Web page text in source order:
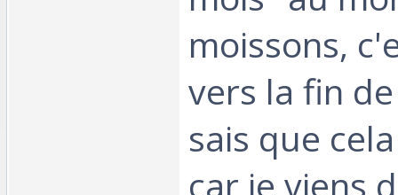
moissons,
vers la fin de
sais que
car je viens